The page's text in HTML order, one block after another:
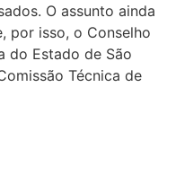
O assunto ainda
por isso, o Conselho
do Estado de São
Técnica de